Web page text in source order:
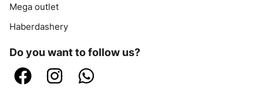
Mega outlet
Haberdashery
Do you want to follow us?